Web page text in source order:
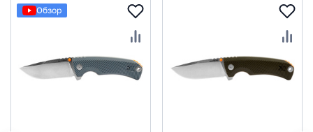
Обзор